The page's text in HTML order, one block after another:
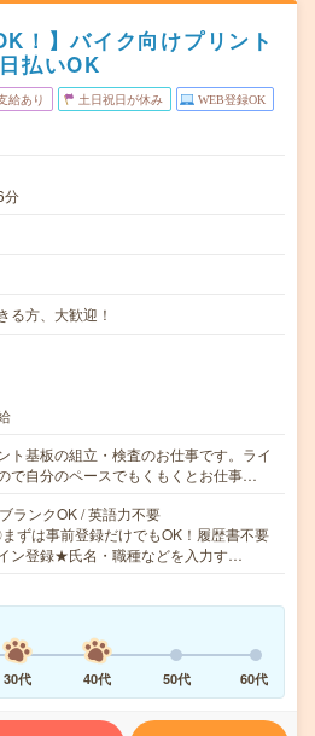
！】バイク向けプリント
払いOK
給あり 土日祝日が休み WEB登録OK
分
る方、大歓迎！
ト基板の組立・検査のお仕事です。ライ
で自分のペースでもくもくとお仕事…
ランクOK / 英語力不要
ずは事前登録だけでもOK！履歴書不要
ン登録★氏名・職種などを入力す…
30代 40代 50代 60代